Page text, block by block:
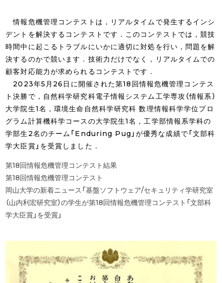
情報危機管理コンテストは，リアルタイムで発生するインシ
デントを解決するコンテストです．このコンテストでは，競技
時間中に起こるトラブルにいかに適切に対処を行い，問題を解
決するのかで競います．技術力だけでなく，リアルタイムでの
顧客対応能力が求められるコンテストです．
2023年5月26日に開催された第18回情報危機管理コンテス
ト決勝で，自然科学研究科電子情報システム工学専攻（情報系）
大学院生1名，環境生命自然科学研究科 数理情報科学学位プロ
グラム計算機科学コースの大学院生1名，工学部情報系学科の
学部生2名のチーム「Enduring Pug」が優秀な成績で「文部科
学大臣賞」を受賞しました．
第18回情報危機管理コンテスト結果
第18回情報危機管理コンテスト
岡山大学の新着ニュース「基盤ソフトウェア/セキュリティ学研究室
（山内利宏研究室）の学生が第18回情報危機管理コンテスト「文部科
学大臣賞」を受賞」